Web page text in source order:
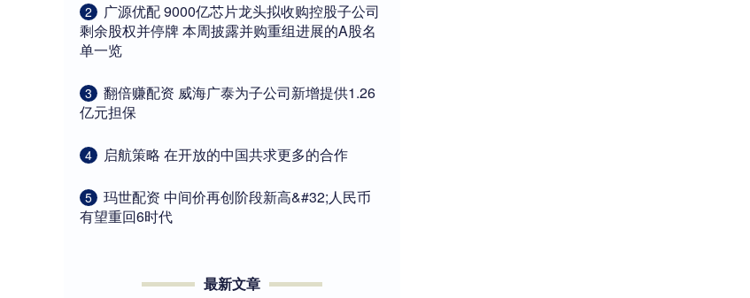
2
​广源优配 9000亿芯片龙头拟收购控股子公司
剩余股权并停牌 本周披露并购重组进展的A股名
单一览
3
​翻倍赚配资 威海广泰为子公司新增提供1.26
亿元担保
4 ​启航策略 在开放的中国共求更多的合作
5
​玛世配资 中间价再创阶段新高&#32;人民币
有望重回6时代
最新文章